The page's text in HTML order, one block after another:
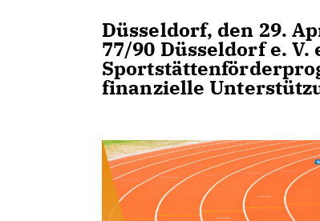
Düsseldorf, den 29.
77/90 Düsseldorf e.
finanzielle